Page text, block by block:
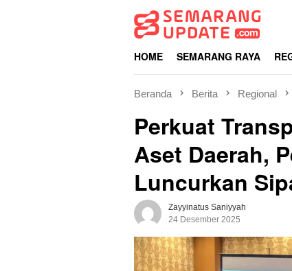
HOME SEMARANG RAYA
Beranda Berita Regional
Perkuat
Aset Daerah,
Luncurkan
Zayyinatus Saniyyah
24 Desember 2025